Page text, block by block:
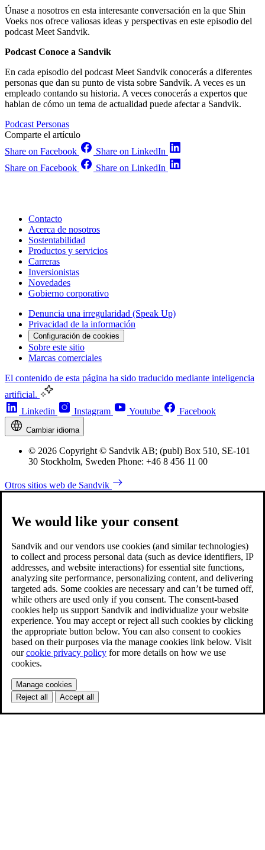
Únase a nosotros en esta interesante conversación en la que Shin
Voeks nos ofrece valiosas ideas y perspectivas en este episodio del
podcast Meet Sandvik.
Podcast Conoce a Sandvik
En cada episodio del podcast Meet Sandvik conocerás a diferentes
personas que dan su punto de vista sobre Sandvik. A veces es un
empleado contando su historia. A veces conocerás a expertos que
hablan de cómo un tema de actualidad puede afectar a Sandvik.
Podcast Personas
Comparte el artículo
Share on Facebook
Share on LinkedIn
Share on Facebook
Share on LinkedIn
Contacto
Acerca de nosotros
Sostentabilidad
Productos y servicios
Carreras
Inversionistas
Novedades
Gobierno corporativo
Denuncia una irregularidad (Speak Up)
Privacidad de la información
Configuración de cookies
Sobre este sitio
Marcas comerciales
El contenido de esta página ha sido traducido mediante inteligencia
artificial.
Linkedin
Instagram Youtube Facebook
Cambiar idioma
© 2026 Copyright © Sandvik AB; (publ) Box 510, SE-101
30 Stockholm, Sweden Phone: +46 8 456 11 00
Otros sitios web de Sandvik
We would like your consent
Sandvik and our vendors use cookies (and similar technologies)
to collect and process personal data (such as device identifiers, IP
addresses, and website interactions) for essential site functions,
analyzing site performance, personalizing content, and delivering
targeted ads. Some cookies are necessary and can’t be turned off,
while others are used only if you consent. The consent-based
cookies help us support Sandvik and individualize your website
experience. You may accept or reject all such cookies by clicking
the appropriate button below. You can also consent to cookies
based on their purposes via the manage cookies link below. Visit
ourcookie privacy policy for more details on how we use
cookies.
Manage cookies
Reject all
Accept all